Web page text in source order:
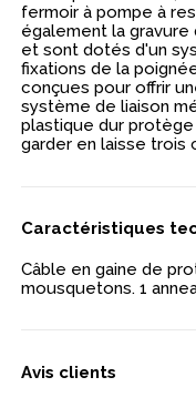
fermoir à pompe à
également la gravure
et sont dotés d'un
fixations de la
conçues pour offrir
système de liaison
plastique dur
garder en laisse trois
Caractéristiques
Câble en gaine de
mousquetons. 1
Avis clients